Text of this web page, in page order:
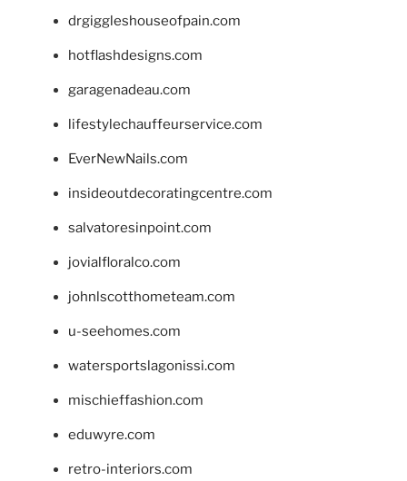
drgiggleshouseofpain.com
hotflashdesigns.com
garagenadeau.com
lifestylechauffeurservice.com
EverNewNails.com
insideoutdecoratingcentre.com
salvatoresinpoint.com
jovialfloralco.com
johnlscotthometeam.com
u-seehomes.com
watersportslagonissi.com
mischieffashion.com
eduwyre.com
retro-interiors.com